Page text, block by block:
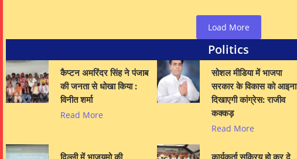
Load More
Politics
कैप्टन अमरिंदर सिंह ने पंजाब
की जनता से धोखा किया :
विनीत शर्मा
Read More
सोशल मीडिया में भाजपा
सरकार के विकास को आइना
दिखाएगी कांग्रेस: राजीव
कक्कड़
Read More
दिल्ली में भाजयुमो की कार्यकर्ता सक्रिय हो कर दे